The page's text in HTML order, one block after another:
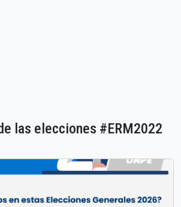
las elecciones #ERM2022